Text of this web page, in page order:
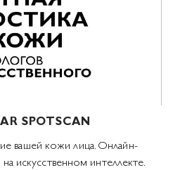
SPOTSCAN
вашей кожи лица. Онлайн-
искусственном интеллекте.